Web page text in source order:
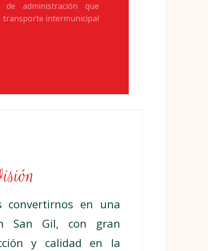
administración que
transporte intermunicipal
convertirnos en una
San Gil, con gran
y calidad en la